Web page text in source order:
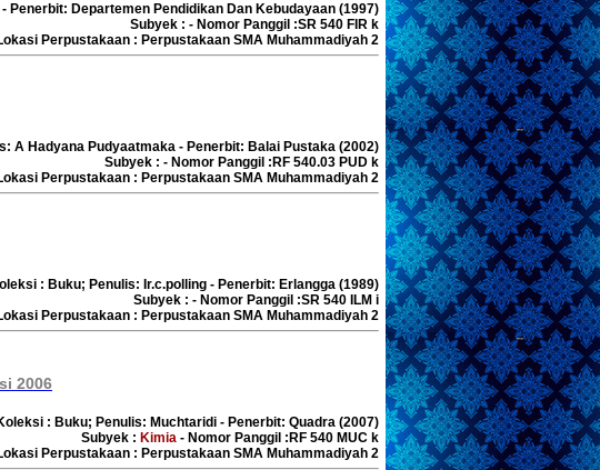
Departemen Pendidikan Dan Kebudayaan (1997)
Subyek : - Nomor Panggil :SR 540 FIR k
Perpustakaan : Perpustakaan SMA Muhammadiyah 2
A Hadyana Pudyaatmaka - Penerbit: Balai Pustaka (2002)
Subyek : - Nomor Panggil :RF 540.03 PUD k
Perpustakaan : Perpustakaan SMA Muhammadiyah 2
: Buku; Penulis: Ir.c.polling - Penerbit: Erlangga (1989)
Subyek : - Nomor Panggil :SR 540 ILM i
Perpustakaan : Perpustakaan SMA Muhammadiyah 2
2006
: Buku; Penulis: Muchtaridi - Penerbit: Quadra (2007)
Subyek : Kimia - Nomor Panggil :RF 540 MUC k
Perpustakaan : Perpustakaan SMA Muhammadiyah 2